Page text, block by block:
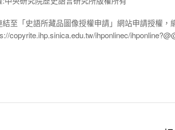
結至「史語所藏品圖像授權申請」網站申請授權，
copyrite.ihp.sinica.edu.tw/ihponlinec/